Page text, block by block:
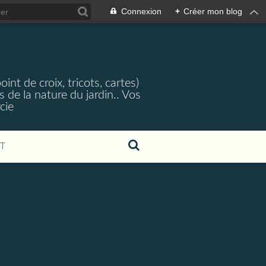
Connexion + Créer mon blog
de croix, tricots, cartes)
de la nature du jardin.. Vos